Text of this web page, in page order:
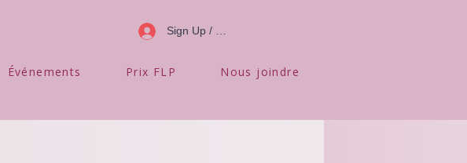
Sign Up / Log In
Événements Prix FLP Nous joindre